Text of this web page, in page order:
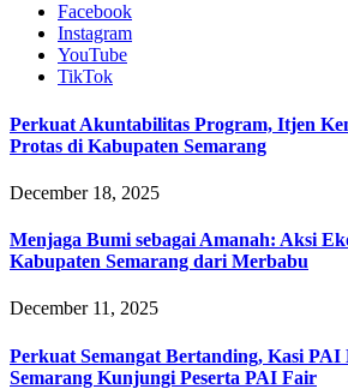
Facebook
Instagram
YouTube
TikTok
Perkuat Akuntabilitas Program, Itjen
Protas di Kabupaten Semarang
December 18, 2025
Menjaga Bumi sebagai Amanah: Aksi
Kabupaten Semarang dari Merbabu
December 11, 2025
Perkuat Semangat Bertanding, Kasi PAI
Semarang Kunjungi Peserta PAI Fair